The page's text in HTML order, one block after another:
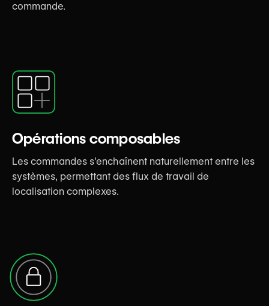
commande.
Opérations composables
Les commandes s’enchaînent naturellement entre les
systèmes, permettant des flux de travail de
localisation complexes.